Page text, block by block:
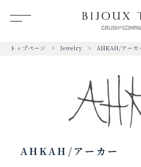
トップページ Jewelry AHKAH/アーカ
AHKAH/アーカー